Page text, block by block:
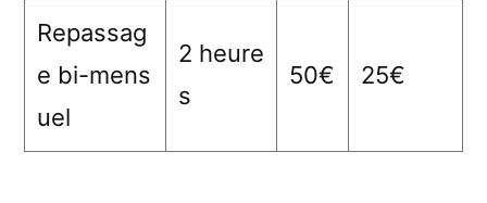
Repassag
e bi-mens
uel
2 heure
s
50€ 25€